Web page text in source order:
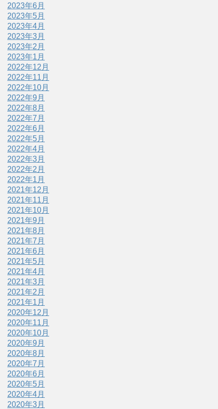
2023年6月
2023年5月
2023年4月
2023年3月
2023年2月
2023年1月
2022年12月
2022年11月
2022年10月
2022年9月
2022年8月
2022年7月
2022年6月
2022年5月
2022年4月
2022年3月
2022年2月
2022年1月
2021年12月
2021年11月
2021年10月
2021年9月
2021年8月
2021年7月
2021年6月
2021年5月
2021年4月
2021年3月
2021年2月
2021年1月
2020年12月
2020年11月
2020年10月
2020年9月
2020年8月
2020年7月
2020年6月
2020年5月
2020年4月
2020年3月